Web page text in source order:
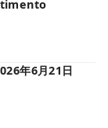
年6月21日